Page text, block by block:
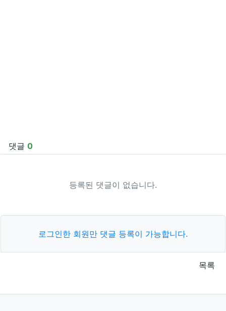
댓글 0
등록된 댓글이 없습니다.
로그인한 회원만 댓글 등록이 가능합니다.
목록